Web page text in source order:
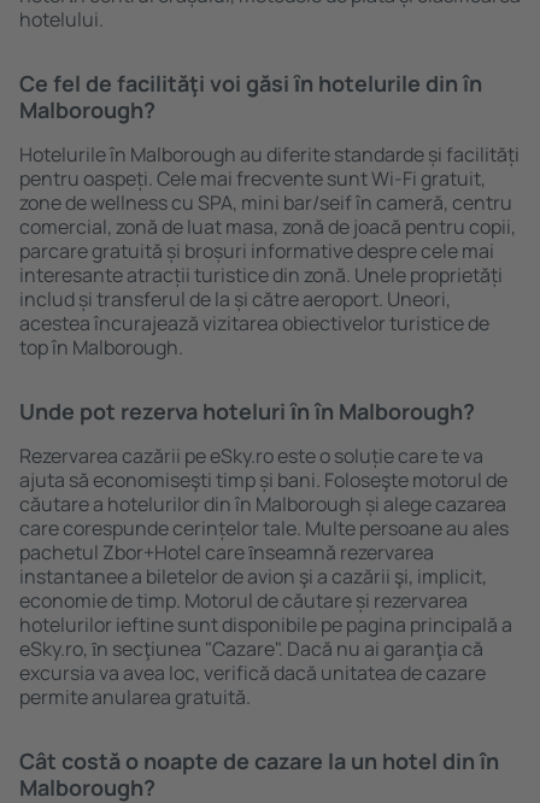
hotelului.
Ce fel de facilităţi voi găsi ȋn hotelurile din în
Malborough?
Hotelurile în Malborough au diferite standarde și facilități
pentru oaspeți. Cele mai frecvente sunt Wi-Fi gratuit,
zone de wellness cu SPA, mini bar/seif în cameră, centru
comercial, zonă de luat masa, zonă de joacă pentru copii,
parcare gratuită și broșuri informative despre cele mai
interesante atracții turistice din zonă. Unele proprietăți
includ și transferul de la și către aeroport. Uneori,
acestea încurajează vizitarea obiectivelor turistice de
top în Malborough.
Unde pot rezerva hoteluri ȋn în Malborough?
Rezervarea cazării pe eSky.ro este o soluție care te va
ajuta să economiseşti timp și bani. Foloseşte motorul de
căutare a hotelurilor din în Malborough și alege cazarea
care corespunde cerințelor tale. Multe persoane au ales
pachetul Zbor+Hotel care ȋnseamnă rezervarea
instantanee a biletelor de avion şi a cazării şi, implicit,
economie de timp. Motorul de căutare și rezervarea
hotelurilor ieftine sunt disponibile pe pagina principală a
eSky.ro, ȋn secţiunea "Cazare". Dacă nu ai garanţia că
excursia va avea loc, verifică dacă unitatea de cazare
permite anularea gratuită.
Cât costă o noapte de cazare la un hotel din în
Malborough?